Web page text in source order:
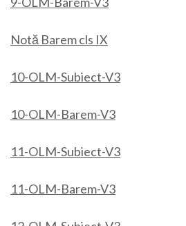
Notă Barem cls IX
10-OLM-Subiect-V3
10-OLM-Barem-V3
11-OLM-Subiect-V3
11-OLM-Barem-V3